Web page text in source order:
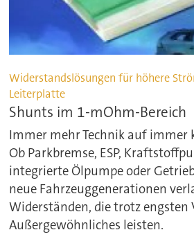
Widerstandslösungen für höhere
Leiterplatte
Shunts im 1-mOhm-Bereich
Immer mehr Technik auf immer
Ob Parkbremse, ESP,
integrierte Ölpumpe oder
neue Fahrzeuggenerationen
Widerständen, die trotz engsten
Außergewöhnliches leisten.